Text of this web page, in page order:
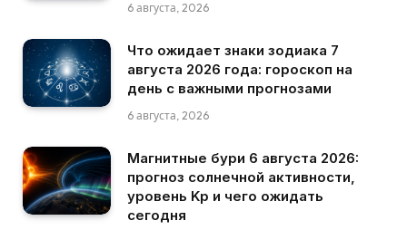
6 августа, 2026
Что ожидает знаки зодиака 7
августа 2026 года: гороскоп на
день с важными прогнозами
6 августа, 2026
Магнитные бури 6 августа 2026:
прогноз солнечной активности,
уровень Kp и чего ожидать
сегодня